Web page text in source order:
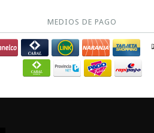
MEDIOS DE PAGO